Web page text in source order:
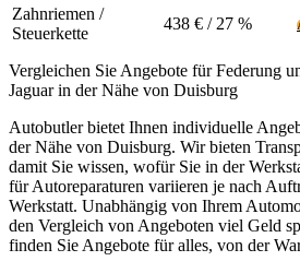
Zahnriemen /
Steuerkette
438 € / 27 %
Vergleichen Sie Angebote für Federung
Jaguar in der Nähe von Duisburg
Autobutler bietet Ihnen individuelle
der Nähe von Duisburg. Wir bieten
damit Sie wissen, wofür Sie in der
für Autoreparaturen variieren je nach
Werkstatt. Unabhängig von Ihrem
den Vergleich von Angeboten viel Geld
finden Sie Angebote für alles, von der